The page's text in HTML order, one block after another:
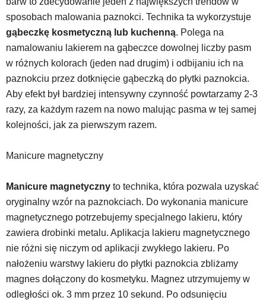
sposobach malowania paznokci. Technika ta wykorzystuje
gąbeczkę kosmetyczną lub kuchenną. Polega na
namalowaniu lakierem na gąbeczce dowolnej liczby pasm
w różnych kolorach (jeden nad drugim) i odbijaniu ich na
paznokciu przez dotknięcie gąbeczką do płytki paznokcia.
Aby efekt był bardziej intensywny czynność powtarzamy 2-3
razy, za każdym razem na nowo malując pasma w tej samej
kolejności, jak za pierwszym razem.
Manicure magnetyczny
Manicure magnetyczny to technika, która pozwala uzyskać
oryginalny wzór na paznokciach. Do wykonania manicure
magnetycznego potrzebujemy specjalnego lakieru, który
zawiera drobinki metalu. Aplikacja lakieru magnetycznego
nie różni się niczym od aplikacji zwykłego lakieru. Po
nałożeniu warstwy lakieru do płytki paznokcia zbliżamy
magnes dołączony do kosmetyku. Magnez utrzymujemy w
odległości ok. 3 mm przez 10 sekund. Po odsunięciu